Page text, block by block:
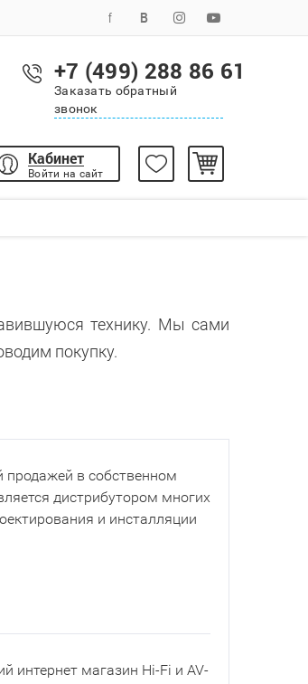
+7 (499) 288 86 61
Заказать обратный
звонок
Кабинет
Войти на сайт
технику. Мы сами
покупку.
в собственном
дистрибутором многих
и инсталляции
интернет магазин Hi-Fi и AV-